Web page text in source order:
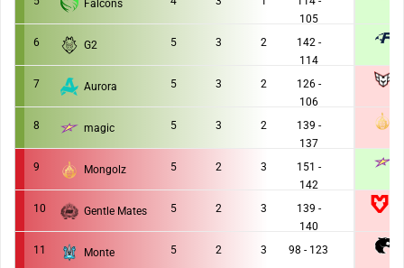
Falcons
105
6 G2 5 3 2
142 -
114
7 Aurora 5 3 2
126 -
106
8 magic 5 3 2
139 -
137
9 Mongolz 5 2 3
151 -
142
10 Gentle Mates 5 2 3
139 -
140
11 Monte 5 2 3 98 - 123